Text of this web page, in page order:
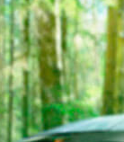
movilidad